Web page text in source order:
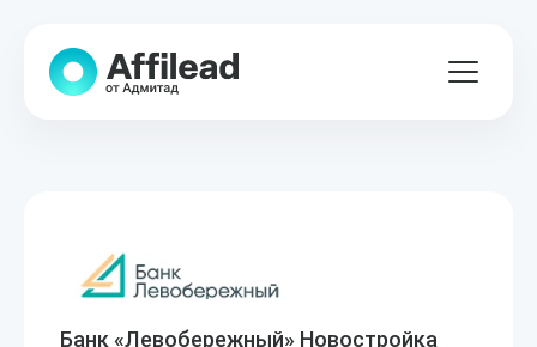
Банк «Левобережный» Новостройка